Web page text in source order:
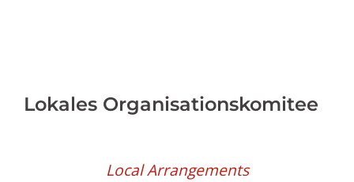
Lokales Organisationskomitee
Local Arrangements